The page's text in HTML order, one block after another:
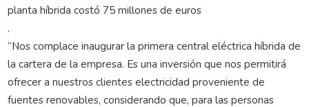
planta híbrida costó 75 millones de euros
.
“Nos complace inaugurar la primera central eléctrica híbrida de
la cartera de la empresa. Es una inversión que nos permitirá
ofrecer a nuestros clientes electricidad proveniente de
fuentes renovables, considerando que, para las personas